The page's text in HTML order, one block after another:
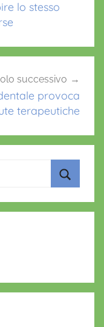
lo stesso
successivo
provoca
terapeutiche